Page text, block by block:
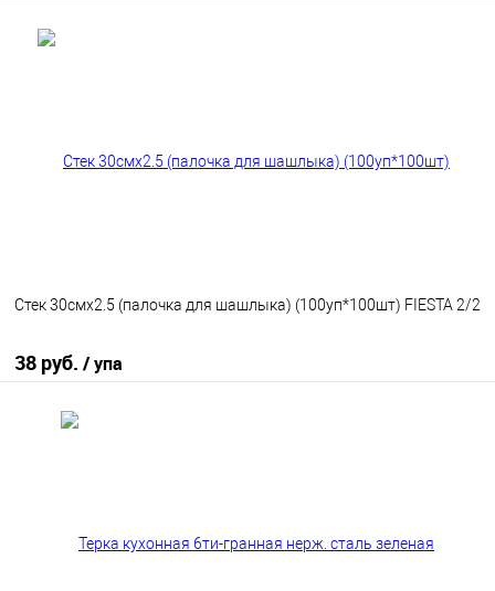
Стек 30смx2.5 (палочка для шашлыка) (100уп*100шт) FIESTA 2/2
38 руб. / упа